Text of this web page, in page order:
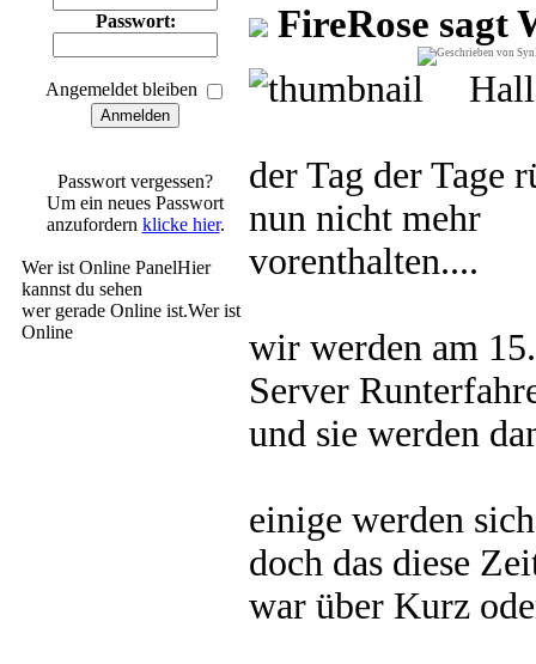
Passwort:
Angemeldet bleiben
Passwort vergessen?
Um ein neues Passwort
anzufordern klicke hier.
Wer ist Online PanelHier
kannst du sehen
wer gerade Online ist.Wer ist
Online
FireRose sagt
der Tag der Tage
nun nicht mehr
vorenthalten....
wir werden am
Server
und sie werden
einige werden
doch das diese
war über Kurz